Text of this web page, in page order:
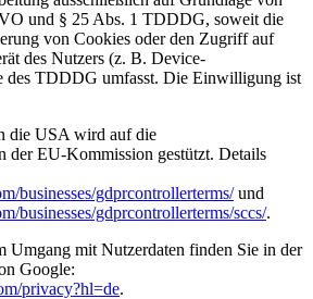
und § 25 Abs. 1 TDDDG, soweit die
von Cookies oder den Zugriff auf
des Nutzers (z. B. Device-
des TDDDG umfasst. Die Einwilligung ist
die USA wird auf die
der EU-Kommission gestützt. Details
businesses/gdprcontrollerterms/und
businesses/gdprcontrollerterms/sccs/.
Umgang mit Nutzerdaten finden Sie in der
Google:
privacy?hl=de.